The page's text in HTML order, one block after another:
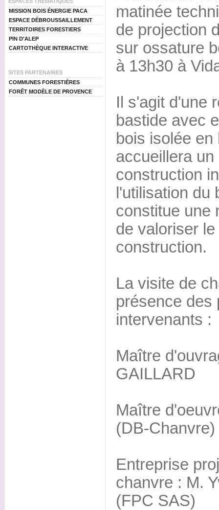
MISSION BOIS ÉNERGIE PACA
ESPACE DÉBROUSSAILLEMENT
TERRITOIRES FORESTIERS
PIN D'ALEP
CARTOTHÈQUE INTERACTIVE
SITES PARTENAIRES
COMMUNES FORESTIÈRES
FORÊT MODÈLE DE PROVENCE
matinée
de projection
sur ossature
à 13h30 à
Il s'agit d'une
bastide avec
bois isolée
accueillera un
construction
l'utilisation du
constitue une
de valoriser
construction.
La visite de
présence des
intervenants :
Maître
GAILLARD
Maître
(DB-Chanvre)
Entreprise
chanvre : M.
(FPC SAS)